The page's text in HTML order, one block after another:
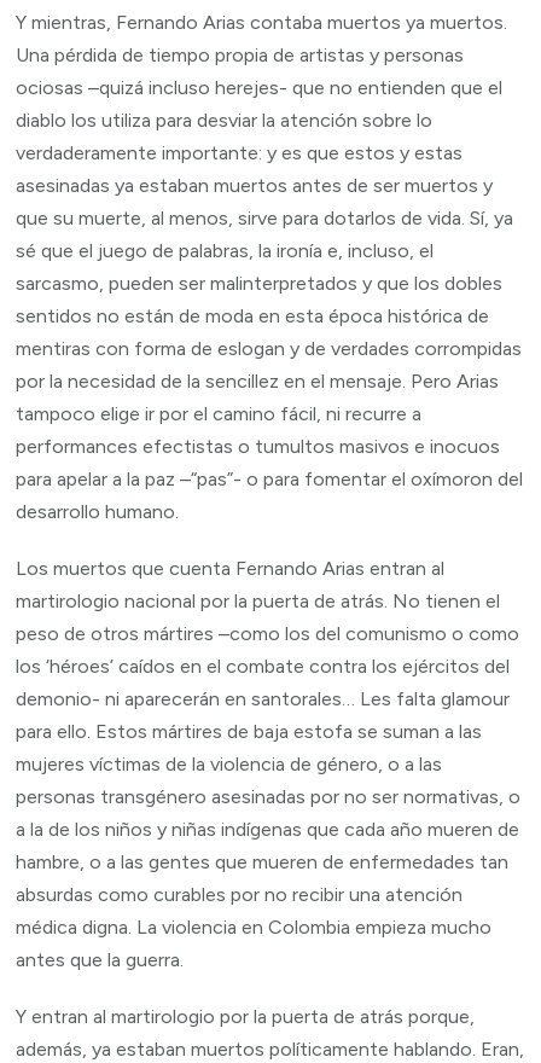
Y mientras, Fernando Arias contaba muertos ya muertos.
Una pérdida de tiempo propia de artistas y personas
ociosas –quizá incluso herejes- que no entienden que el
diablo los utiliza para desviar la atención sobre lo
verdaderamente importante: y es que estos y estas
asesinadas ya estaban muertos antes de ser muertos y
que su muerte, al menos, sirve para dotarlos de vida. Sí, ya
sé que el juego de palabras, la ironía e, incluso, el
sarcasmo, pueden ser malinterpretados y que los dobles
sentidos no están de moda en esta época histórica de
mentiras con forma de eslogan y de verdades corrompidas
por la necesidad de la sencillez en el mensaje. Pero Arias
tampoco elige ir por el camino fácil, ni recurre a
performances efectistas o tumultos masivos e inocuos
para apelar a la paz –“pas”- o para fomentar el oxímoron del
desarrollo humano.
Los muertos que cuenta Fernando Arias entran al
martirologio nacional por la puerta de atrás. No tienen el
peso de otros mártires –como los del comunismo o como
los ‘héroes’ caídos en el combate contra los ejércitos del
demonio- ni aparecerán en santorales… Les falta glamour
para ello. Estos mártires de baja estofa se suman a las
mujeres víctimas de la violencia de género, o a las
personas transgénero asesinadas por no ser normativas, o
a la de los niños y niñas indígenas que cada año mueren de
hambre, o a las gentes que mueren de enfermedades tan
absurdas como curables por no recibir una atención
médica digna. La violencia en Colombia empieza mucho
antes que la guerra.
Y entran al martirologio por la puerta de atrás porque,
además, ya estaban muertos políticamente hablando. Eran,